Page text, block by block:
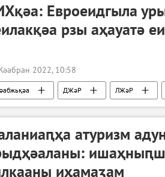
Евроеидгыла
рзы аҳауатә
2022, 10:58
ДЖәР ЛЖәР
Донбасс имҩаԥнаго арратә операциа ҷыда
атуризм
иҳамаӡам